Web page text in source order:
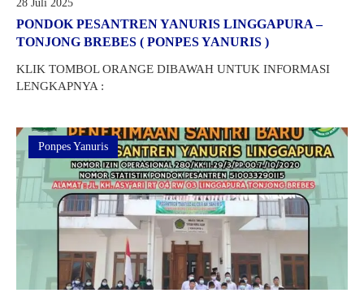
GTK
28 Juli 2025
PONDOK PESANTREN YANURIS LINGGAPURA –
TONJONG BREBES ( PONPES YANURIS )
KLIK TOMBOL ORANGE DIBAWAH UNTUK INFORMASI
LENGKAPNYA :
Ponpes Yanuris